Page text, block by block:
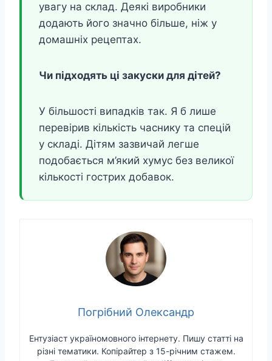
увагу на склад. Деякі виробники
додають його значно більше, ніж у
домашніх рецептах.
Чи підходять ці закуски для дітей?
У більшості випадків так. Я б лише
перевірив кількість часнику та спецій
у складі. Дітям зазвичай легше
подобається м’який хумус без великої
кількості гострих добавок.
Погрібний Олександр
Ентузіаст україномовного інтернету. Пишу статті на
різні тематики. Копірайтер з 15-річним стажем.